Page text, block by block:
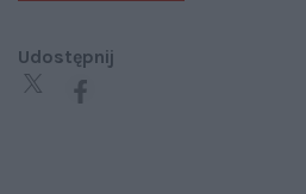
Udostępnij